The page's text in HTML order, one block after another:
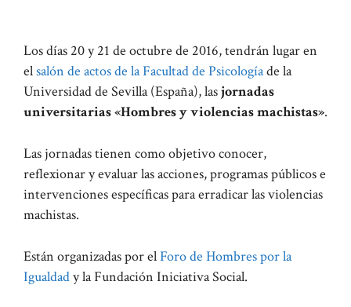
Los días 20 y 21 de octubre de 2016, tendrán lugar en
elsalón de actos de la Facultad de Psicologíade la
Universidad de Sevilla (España), lasjornadas
universitarias «Hombres y violencias machistas».
Las jornadas tienen como objetivo conocer,
reflexionar y evaluar las acciones, programas públicos e
intervenciones específicas para erradicar las violencias
machistas.
Están organizadas por elForo de Hombres por la
Igualdady la Fundación Iniciativa Social.